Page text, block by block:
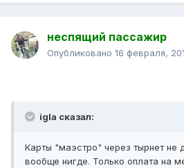
неспящий пассажир
Опубликовано 16 февраля,
igla сказал:
Карты "маэстро" через тырнет не
вообще нигде. Только оплата на